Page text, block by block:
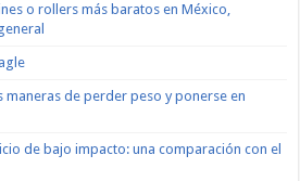
o rollers más baratos en México,
maneras de perder peso y ponerse en
de bajo impacto: una comparación con el